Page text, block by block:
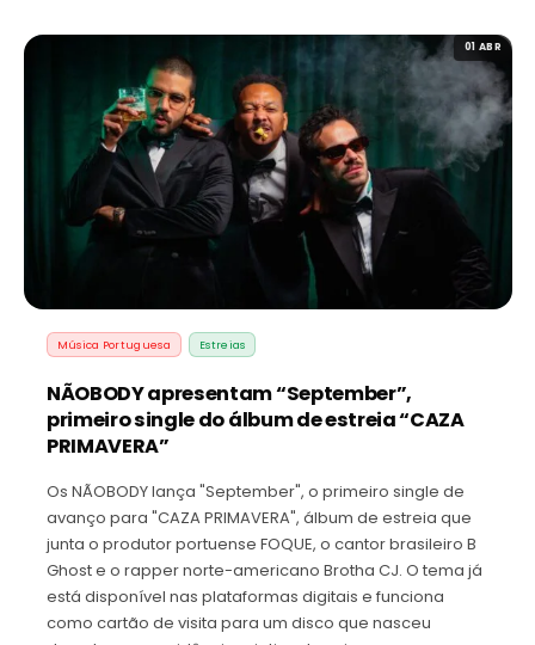
01 ABR
Música Portuguesa Estreias
NÃOBODY apresentam “September”,
primeiro single do álbum de estreia “CAZA
PRIMAVERA”
Os NÃOBODY lança "September", o primeiro single de
avanço para "CAZA PRIMAVERA", álbum de estreia que
junta o produtor portuense FOQUE, o cantor brasileiro B
Ghost e o rapper norte-americano Brotha CJ. O tema já
está disponível nas plataformas digitais e funciona
como cartão de visita para um disco que nasceu